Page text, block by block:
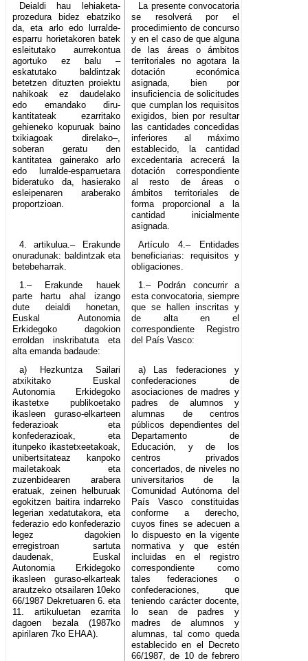
Deialdi hau lehiaketa-
prozedura bidez ebatziko
da, eta arlo edo lurralde-
esparru horietakoren batek
esleitutako aurrekontua
agortuko ez balu –
eskatutako baldintzak
betetzen dituzten proiektu
nahikoak ez daudelako
edo emandako diru-
kantitateak ezarritako
gehieneko kopuruak baino
txikiagoak direlako–,
soberan geratu den
kantitatea gainerako arlo
edo lurralde-esparruetara
bideratuko da, hasierako
esleipenaren araberako
proportzioan.
La presente convocatoria
se resolverá por el
procedimiento de concurso
y en el caso de que alguna
de las áreas o ámbitos
territoriales no agotara la
dotación económica
asignada, bien por
insuficiencia de solicitudes
que cumplan los requisitos
exigidos, bien por resultar
las cantidades concedidas
inferiores al máximo
establecido, la cantidad
excedentaria acrecerá la
dotación correspondiente
al resto de áreas o
ámbitos territoriales de
forma proporcional a la
cantidad inicialmente
asignada.
4. artikulua.– Erakunde
onuradunak: baldintzak eta
betebeharrak.
Artículo 4.– Entidades
beneficiarias: requisitos y
obligaciones.
1.– Erakunde hauek
parte hartu ahal izango
dute deialdi honetan,
Euskal Autonomia
Erkidegoko dagokion
erroldan inskribatuta eta
alta emanda badaude:
1.– Podrán concurrir a
esta convocatoria, siempre
que se hallen inscritas y
de alta en el
correspondiente Registro
del País Vasco:
a) Hezkuntza Sailari
atxikitako Euskal
Autonomia Erkidegoko
ikastetxe publikoetako
ikasleen guraso-elkarteen
federazioak eta
konfederazioak, eta
itunpeko ikastetxeetakoak,
unibertsitateaz kanpoko
mailetakoak eta
zuzenbidearen arabera
eratuak, zeinen helburuak
egokitzen baitira indarreko
legerian xedatutakora, eta
federazio edo konfederazio
legez dagokien
erregistroan sartuta
daudenak, Euskal
Autonomia Erkidegoko
ikasleen guraso-elkarteak
arautzeko otsailaren 10eko
66/1987 Dekretuaren 6. eta
11. artikuluetan ezarrita
dagoen bezala (1987ko
apirilaren 7ko EHAA).
a) Las federaciones y
confederaciones de
asociaciones de madres y
padres de alumnos y
alumnas de centros
públicos dependientes del
Departamento de
Educación, y de los
centros privados
concertados, de niveles no
universitarios de la
Comunidad Autónoma del
País Vasco constituidas
conforme a derecho,
cuyos fines se adecuen a
lo dispuesto en la vigente
normativa y que estén
incluidas en el registro
correspondiente como
tales federaciones o
confederaciones, que
teniendo carácter docente,
lo sean de padres y
madres de alumnos y
alumnas, tal como queda
establecido en el Decreto
66/1987, de 10 de febrero